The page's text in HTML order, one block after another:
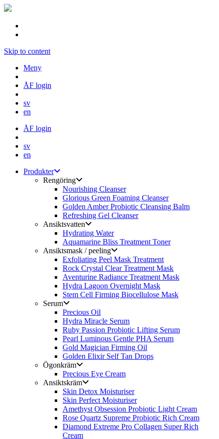
Skip to content
Meny
ÅF login
sv
en
ÅF login
sv
en
Produkter
Rengöring
Nourishing Cleanser
Glorious Green Foaming Cleanser
Golden Amber Probiotic Cleansing Balm
Refreshing Gel Cleanser
Ansiktsvatten
Hydrating Water
Aquamarine Bliss Treatment Toner
Ansiktsmask / peeling
Exfoliating Peel Mask Treatment
Rock Crystal Clear Treatment Mask
Aventurine Radiance Treatment Mask
Hydra Lagoon Overnight Mask
Stem Cell Firming Biocellulose Mask
Serum
Precious Oil
Hydra Miracle Serum
Ruby Passion Probiotic Lifting Serum
Pearl Luminous Gentle PHA Serum
Gold Magician Firming Oil
Golden Elixir Self Tan Drops
Ögonkräm
Precious Eye Cream
Ansiktskräm
Skin Detox Moisturiser
Skin Perfect Moisturiser
Amethyst Obsession Probiotic Light Cream
Rose Quartz Supreme Probiotic Rich Cream
Diamond Extreme Pro Collagen Super Rich
Cream